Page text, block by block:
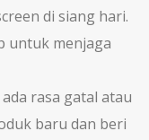
di siang hari.
untuk menjaga
rasa gatal atau
baru dan beri